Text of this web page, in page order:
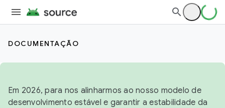
DOCUMENTAÇÃO
Em 2026, para nos alinharmos ao nosso modelo de
desenvolvimento estável e garantir a estabilidade da